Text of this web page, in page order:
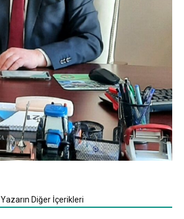
Yazarın Diğer İçerikleri